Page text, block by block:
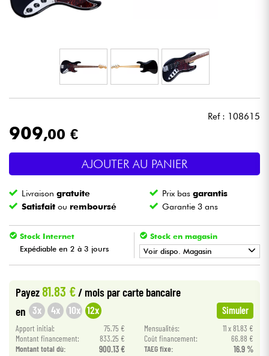
Casques
Eclairage
Batteries & Percu
Vents
Violons & Quatuor
Eveil Musical
Câbles & Access.
HiFi
Ref : 108615
909,00 €
AJOUTER AU PANIER
Livraisongratuite Prix basgarantis
Satisfait ou remboursé Garantie 3 ans
Stock Internet
Expédiable en 2 à 3 jours
Stock en magasin
Voir dispo. Magasin
• LYON
Payez 81.83 €/ mois par carte bancaire
en 3x 4x 10x 12x Simuler
Apport initial: 75.75 € Mensualités:
11 x 81.83 €
Montant financement:
833.25 € Coût financement:
66.88 €
Montant total dù:
900.13 € TAEG fixe: 16.9 %